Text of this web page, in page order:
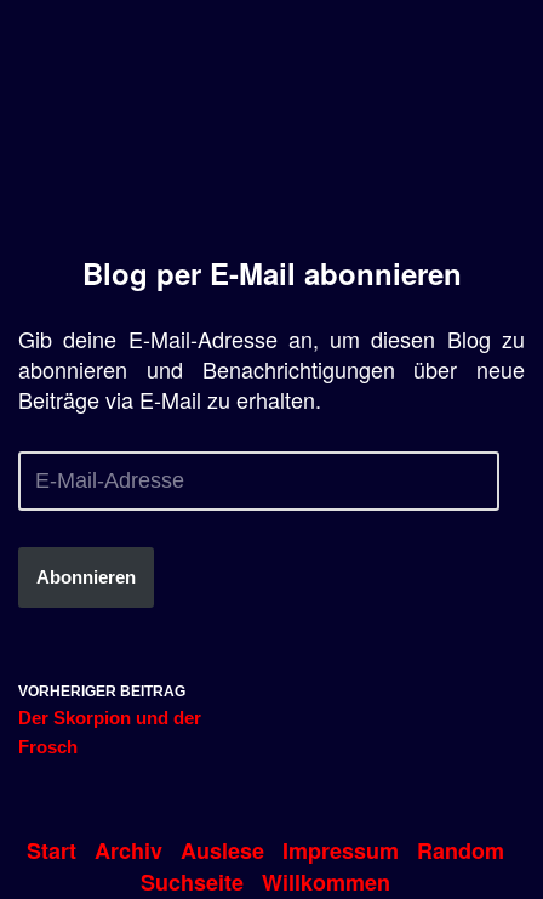
Blog per E-Mail abonnieren
Gib deine E-Mail-Adresse an, um diesen Blog zu
abonnieren und Benachrichtigungen über neue
Beiträge via E-Mail zu erhalten.
Abonnieren
VORHERIGER BEITRAG
Der Skorpion und der
Frosch
Start Archiv Auslese Impressum
Random
Suchseite Willkommen